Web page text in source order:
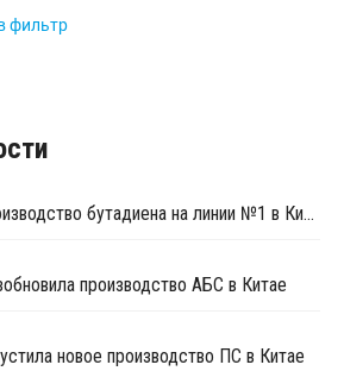
фильтр
ZPC возобновила производство бутадиена на линии №1 в Китае
производство АБС в Китае
новое производство ПС в Китае